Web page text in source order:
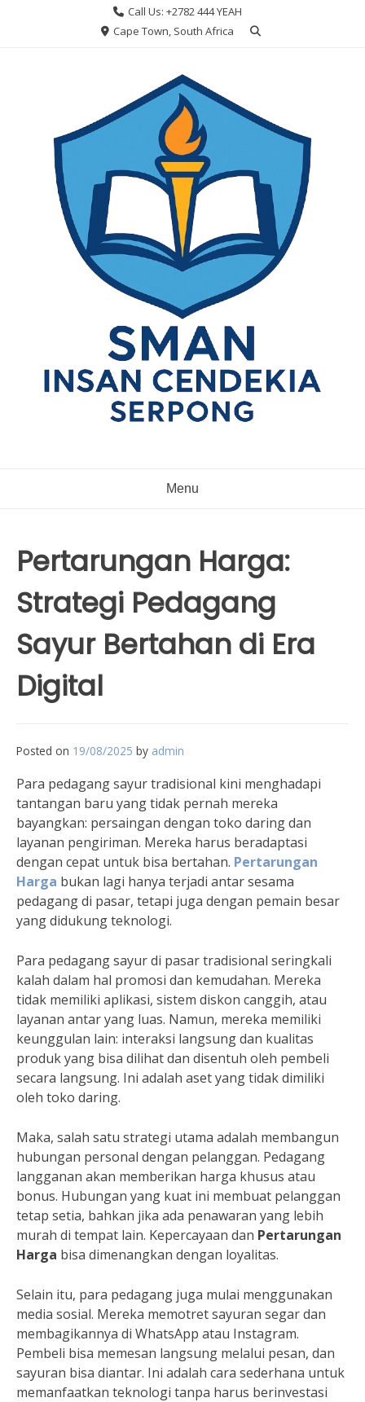
Call Us: +2782 444 YEAH
Cape Town, South Africa
Menu
Pertarungan Harga:
Strategi Pedagang
Sayur Bertahan di Era
Digital
Posted on 19/08/2025 by admin
Para pedagang sayur tradisional kini menghadapi
tantangan baru yang tidak pernah mereka
bayangkan: persaingan dengan toko daring dan
layanan pengiriman. Mereka harus beradaptasi
dengan cepat untuk bisa bertahan. Pertarungan
Harga bukan lagi hanya terjadi antar sesama
pedagang di pasar, tetapi juga dengan pemain besar
yang didukung teknologi.
Para pedagang sayur di pasar tradisional seringkali
kalah dalam hal promosi dan kemudahan. Mereka
tidak memiliki aplikasi, sistem diskon canggih, atau
layanan antar yang luas. Namun, mereka memiliki
keunggulan lain: interaksi langsung dan kualitas
produk yang bisa dilihat dan disentuh oleh pembeli
secara langsung. Ini adalah aset yang tidak dimiliki
oleh toko daring.
Maka, salah satu strategi utama adalah membangun
hubungan personal dengan pelanggan. Pedagang
langganan akan memberikan harga khusus atau
bonus. Hubungan yang kuat ini membuat pelanggan
tetap setia, bahkan jika ada penawaran yang lebih
murah di tempat lain. Kepercayaan dan Pertarungan
Harga bisa dimenangkan dengan loyalitas.
Selain itu, para pedagang juga mulai menggunakan
media sosial. Mereka memotret sayuran segar dan
membagikannya di WhatsApp atau Instagram.
Pembeli bisa memesan langsung melalui pesan, dan
sayuran bisa diantar. Ini adalah cara sederhana untuk
memanfaatkan teknologi tanpa harus berinvestasi